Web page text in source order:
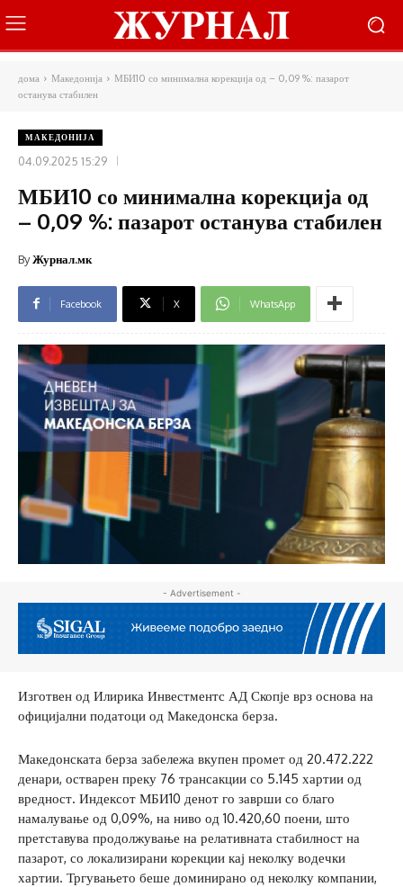
дома Македонија
МБИ10 со минимална корекција од – 0,09 %: пазарот
останува стабилен
МАКЕДОНИЈА
04.09.2025 15:29
МБИ10 со минимална корекција од
– 0,09 %: пазарот останува стабилен
ByЖурнал.мк
Facebook X WhatsApp
- Advertisement -
Изготвен од Илирика Инвестментс АД Скопје врз основа на
официјални податоци од Македонска берза.
Македонската берза забележа вкупен промет од 20.472.222
денари, остварен преку 76 трансакции со 5.145 хартии од
вредност. Индексот МБИ10 денот го заврши со благо
намалување од 0,09%, на ниво од 10.420,60 поени, што
претставува продолжување на релативната стабилност на
пазарот, со локализирани корекции кај неколку водечки
хартии. Тргувањето беше доминирано од неколку компании,